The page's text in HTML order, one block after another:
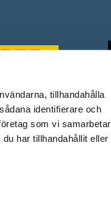
tillhandahålla
identifierare och
som vi samarbetar
har tillhandahållit eller